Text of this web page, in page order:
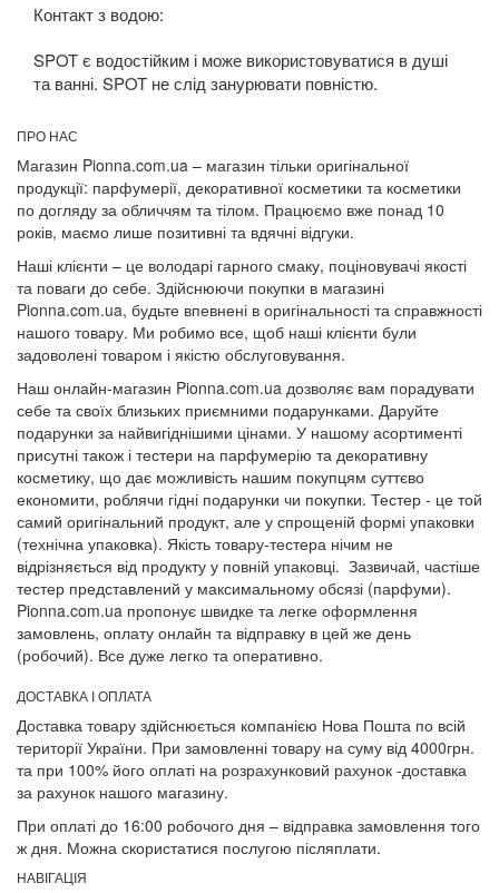
Контакт з водою:
SPOT є водостійким і може використовуватися в душі
та ванні. SPOT не слід занурювати повністю.
ПРО НАС
Магазин Pionna.com.ua – магазин тільки оригінальної
продукції: парфумерії, декоративної косметики та косметики
по догляду за обличчям та тілом. Працюємо вже понад 10
років, маємо лише позитивні та вдячні відгуки.
Наші клієнти – це володарі гарного смаку, поціновувачі якості
та поваги до себе. Здійснюючи покупки в магазині
Pionna.com.ua, будьте впевнені в оригінальності та справжності
нашого товару. Ми робимо все, щоб наші клієнти були
задоволені товаром і якістю обслуговування.
Наш онлайн-магазин Pionna.com.ua дозволяє вам порадувати
себе та своїх близьких приємними подарунками. Даруйте
подарунки за найвигіднішими цінами. У нашому асортименті
присутні також і тестери на парфумерію та декоративну
косметику, що дає можливість нашим покупцям суттєво
економити, роблячи гідні подарунки чи покупки. Тестер - це той
самий оригінальний продукт, але у спрощеній формі упаковки
(технічна упаковка). Якість товару-тестера нічим не
відрізняється від продукту у повній упаковці. Зазвичай, частіше
тестер представлений у максимальному обсязі (парфуми).
Pionna.com.ua пропонує швидке та легке оформлення
замовлень, оплату онлайн та відправку в цей же день
(робочий). Все дуже легко та оперативно.
ДОСТАВКА І ОПЛАТА
Доставка товару здійснюється компанією Нова Пошта по всій
території України. При замовленні товару на суму від 4000грн.
та при 100% його оплаті на розрахунковий рахунок -доставка
за рахунок нашого магазину.
При оплаті до 16:00 робочого дня – відправка замовлення того
ж дня. Можна скористатися послугою післяплати.
НАВІГАЦІЯ